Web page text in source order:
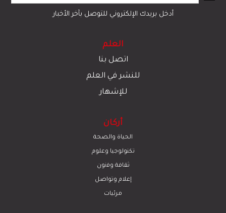
أدخل بريدك الإلكتروني للتوصل بآخر الأخبار
العلم
اتصل بنا
للنشر في العلم
للإشهار
أركان
الحياة والصحة
تكنولوجيا وعلوم
ﺛﻘﺎﻓﺔ وﻓﻧون
إعلام وتواصل
مرئيات